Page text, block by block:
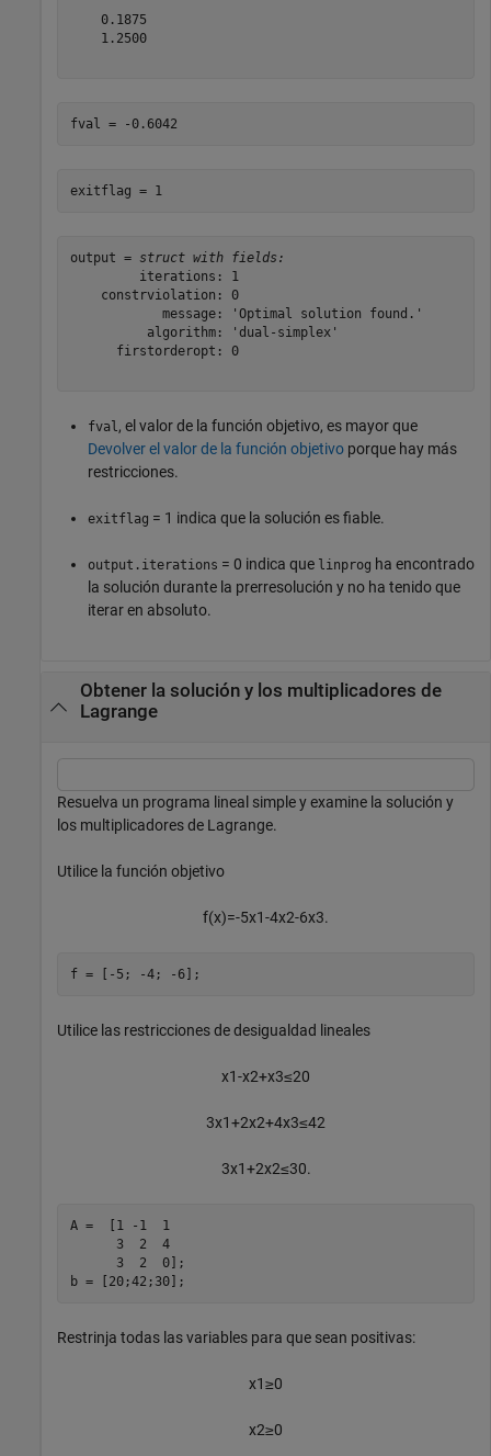
    0.1875
    1.2500
output = struct with fields:
         iterations: 1
    constrviolation: 0
            message: 'Optimal solution found.'
          algorithm: 'dual-simplex'
      firstorderopt: 0
fval, el valor de la función objetivo, es mayor que
Devolver el valor de la función objetivo porque hay más
restricciones.
exitflag = 1 indica que la solución es fiable.
output.iterations = 0 indica que linprog ha encontrado
la solución durante la prerresolución y no ha tenido que
iterar en absoluto.
Obtener la solución y los multiplicadores de
Lagrange
Resuelva un programa lineal simple y examine la solución y
los multiplicadores de Lagrange.
Utilice la función objetivo
f(x)=-5x1-4x2-6x3.
f = [-5; -4; -6];
Utilice las restricciones de desigualdad lineales
x1-x2+x3≤20
3x1+2x2+4x3≤42
3x1+2x2≤30.
A =  [1 -1  1
      3  2  4
      3  2  0];
b = [20;42;30];
Restrinja todas las variables para que sean positivas:
x1≥0
x2≥0